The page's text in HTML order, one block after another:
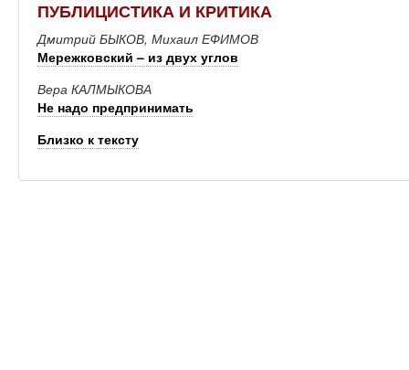
ПУБЛИЦИСТИКА И КРИТИКА
Дмитрий БЫКОВ, Михаил ЕФИМОВ
Мережковский – из двух углов
Вера КАЛМЫКОВА
Не надо предпринимать
Близко к тексту